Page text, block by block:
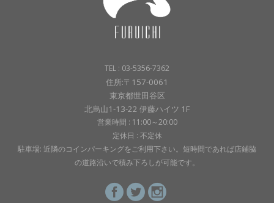
TEL : 03-5356-7362
住所:〒157-0061
東京都世田谷区
北烏山1-13-22 伊藤ハイツ 1F
営業時間 : 11:00～20:00
定休日 : 不定休
駐車場: 近隣のコインパーキングをご利用下さい。短時間であれば店鋪脇
の道路沿いで積み下ろしが可能です。